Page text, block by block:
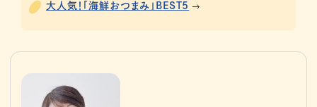
大人気！「海鮮おつまみ」BEST5